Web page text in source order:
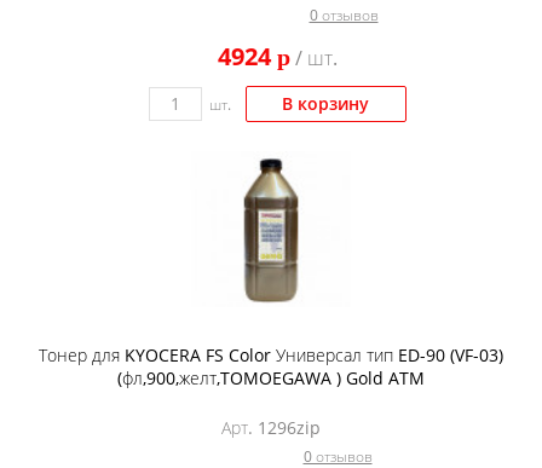
0 отзывов
4924p/ шт.
шт. В корзину
Тонер для KYOCERA FS Color Универсал тип ED-90 (VF-03)
(фл,900,желт,TOMOEGAWA ) Gold ATM
Арт. 1296zip
0 отзывов